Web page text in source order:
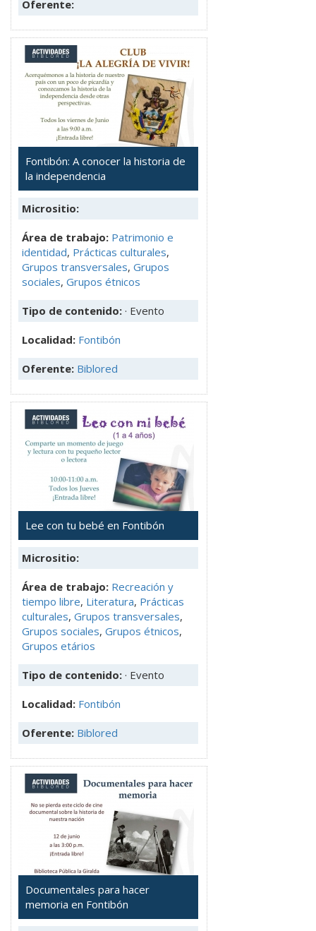
Oferente:
Fontibón: A conocer la historia de
la independencia
Micrositio:
Área de trabajo: Patrimonio e
identidad, Prácticas culturales,
Grupos transversales, Grupos
sociales, Grupos étnicos
Tipo de contenido: · Evento
Localidad: Fontibón
Oferente: Biblored
Lee con tu bebé en Fontibón
Micrositio:
Área de trabajo: Recreación y
tiempo libre, Literatura, Prácticas
culturales, Grupos transversales,
Grupos sociales, Grupos étnicos,
Grupos etários
Tipo de contenido: · Evento
Localidad: Fontibón
Oferente: Biblored
Documentales para hacer
memoria en Fontibón